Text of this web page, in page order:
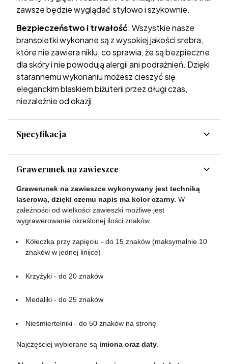
zawsze będzie wyglądać stylowo i szykownie.
Bezpieczeństwo i trwałość: Wszystkie nasze
bransoletki wykonane są z wysokiej jakości srebra,
które nie zawiera niklu, co sprawia, że są bezpieczne
dla skóry i nie powodują alergii ani podrażnień. Dzięki
starannemu wykonaniu możesz cieszyć się
eleganckim blaskiem biżuterii przez długi czas,
niezależnie od okazji.
Specyfikacja
Grawerunek na zawieszce
Grawerunek na zawieszce wykonywany jest techniką
laserową, dzięki czemu napis ma kolor czarny. W
zależności od wielkości zawieszki możliwe jest
wygrawerowanie określonej ilości znaków.
Kółeczka przy zapięciu - do 15 znaków (maksymalnie 10
znaków w jednej linijce)
Krzyżyki - do 20 znaków
Medaliki - do 25 znaków
Nieśmiertelniki - do 50 znaków na stronę
Najczęściej wybierane są imiona oraz daty